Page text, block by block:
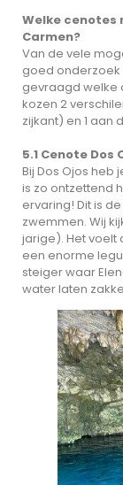
Welke cenotes
Carmen?
Van de vele
goed
gevraagd welke
kozen 2
zijkant) en 1 aan
5.1 Cenote Dos
Bij Dos Ojos heb
is zo ontzettend
ervaring! Dit is
zwemmen. Wij
jarige). Het voelt
een enorme
steiger waar
water laten